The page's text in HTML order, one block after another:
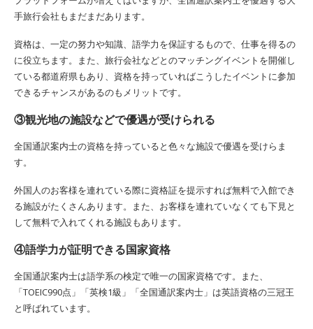
手旅行会社もまだまだあります。
資格は、一定の努力や知識、語学力を保証するもので、仕事を得るの
に役立ちます。また、旅行会社などとのマッチングイベントを開催し
ている都道府県もあり、資格を持っていればこうしたイベントに参加
できるチャンスがあるのもメリットです。
③観光地の施設などで優遇が受けられる
全国通訳案内士の資格を持っていると色々な施設で優遇を受けらま
す。
外国人のお客様を連れている際に資格証を提示すれば無料で入館でき
る施設がたくさんあります。また、お客様を連れていなくても下見と
して無料で入れてくれる施設もあります。
④語学力が証明できる国家資格
全国通訳案内士は語学系の検定で唯一の国家資格です。また、
「TOEIC990点」「英検1級」「全国通訳案内士」は英語資格の三冠王
と呼ばれています。